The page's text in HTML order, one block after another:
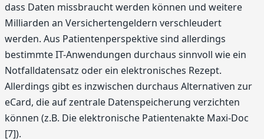
dass Daten missbraucht werden können und weitere
Milliarden an Versichertengeldern verschleudert
werden. Aus Patientenperspektive sind allerdings
bestimmte IT-Anwendungen durchaus sinnvoll wie ein
Notfalldatensatz oder ein elektronisches Rezept.
Allerdings gibt es inzwischen durchaus Alternativen zur
eCard, die auf zentrale Datenspeicherung verzichten
können (z.B. Die elektronische Patientenakte Maxi-Doc
[7]).